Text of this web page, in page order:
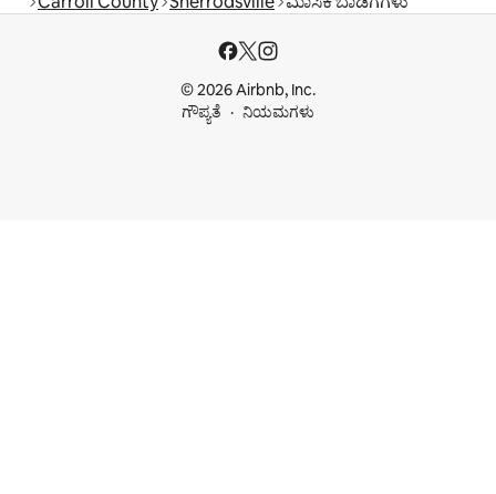
© 2026 Airbnb, Inc.
ಗೌಪ್ಯತೆ
ನಿಯಮಗಳು